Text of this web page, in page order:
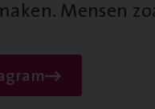
Mensen